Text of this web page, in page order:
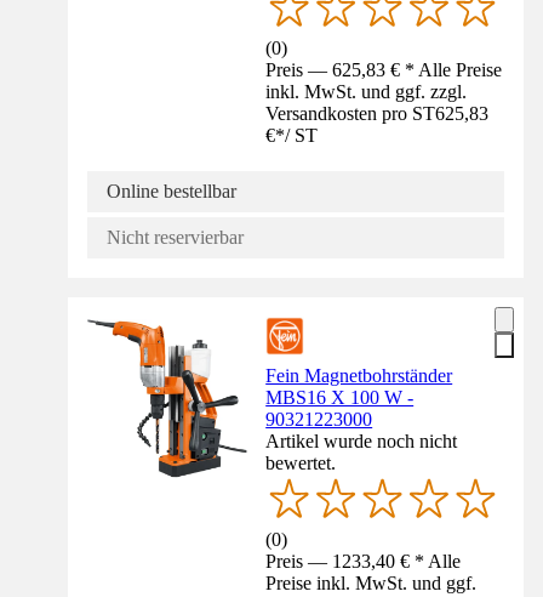
(0)
Preis — 625,83 € * Alle Preise
inkl. MwSt. und ggf. zzgl.
Versandkosten pro ST625,83
€*/ ST
Online bestellbar
Nicht reservierbar
Fein Magnetbohrständer
MBS16 X 100 W -
90321223000
Artikel wurde noch nicht
bewertet.
(0)
Preis — 1233,40 € * Alle
Preise inkl. MwSt. und ggf.